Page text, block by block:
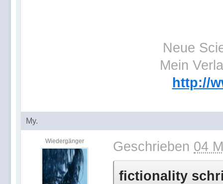
Neue
Mein
http://
My.
Wiedergänger Geschrieben 04
fictionality